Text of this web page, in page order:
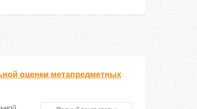
оценки метапредметных